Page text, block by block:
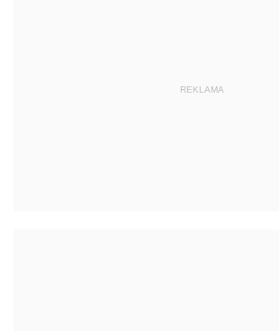
REKLAMA